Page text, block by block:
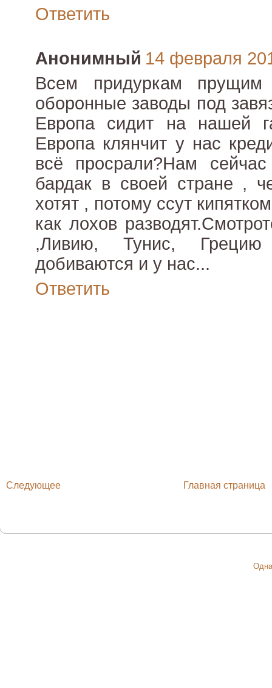
Ответить
Анонимный 14 февраля
Всем придуркам
оборонные заводы под
Европа сидит на нашей
Европа клянчит у нас
всё просрали?Нам
бардак в своей стране ,
хотят , потому ссут
как лохов
,Ливию, Тунис,
добиваются и у нас...
Ответить
Следующее Главная страница